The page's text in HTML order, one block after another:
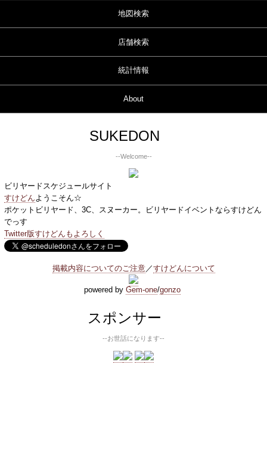
地図検索
店舗検索
統計情報
About
SUKEDON
--Welcome--
ビリヤードスケジュールサイト
すけどんようこそん☆
ポケットビリヤード、3C、スヌーカー。ビリヤードイベントならすけどん
でっす
Twitter版すけどんもよろしく
掲載内容についてのご注意／すけどんについて
powered by Gem-one/gonzo
スポンサー
--お世話になります--